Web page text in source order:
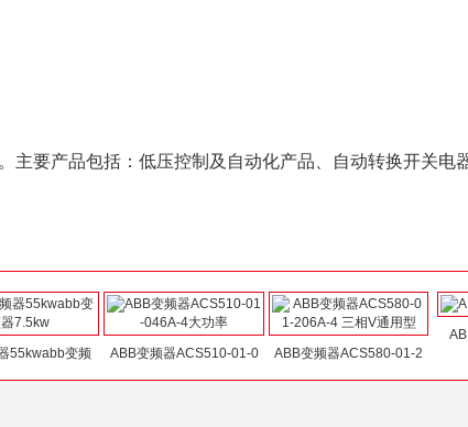
要产品包括：低压控制及自动化产品、自动转换开关电
55kwabb变频 ABB变频器ACS510-01-0 ABB变频器ACS580-01-2